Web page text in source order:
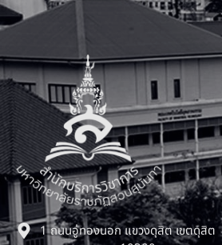
1 ถนนอู่ทองนอก แขวงดุสิต เขตดุสิต